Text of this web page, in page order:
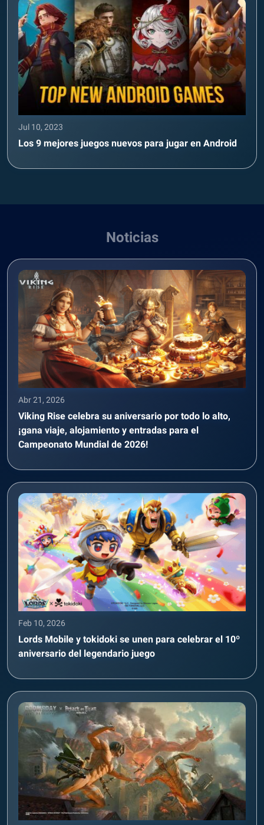
Jul 10, 2023
Los 9 mejores juegos nuevos para jugar en Android
Noticias
Abr 21, 2026
Viking Rise celebra su aniversario por todo lo alto,
¡gana viaje, alojamiento y entradas para el
Campeonato Mundial de 2026!
Feb 10, 2026
Lords Mobile y tokidoki se unen para celebrar el 10º
aniversario del legendario juego